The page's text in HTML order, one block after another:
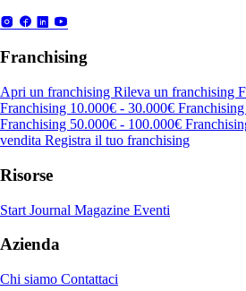
Franchising
Apri un franchising Rileva un franchising
Franchising 10.000€ - 30.000€
Franchising 50.000€ - 100.000€
vendita Registra il tuo franchising
Risorse
Start Journal Magazine Eventi
Azienda
Chi siamo Contattaci